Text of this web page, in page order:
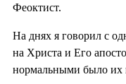
Феоктист.
На днях я говорил с
на Христа и Его
нормальными было их